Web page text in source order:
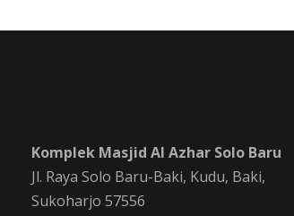
Komplek Masjid Al Azhar Solo Baru
Jl. Raya Solo Baru-Baki, Kudu, Baki,
Sukoharjo 57556